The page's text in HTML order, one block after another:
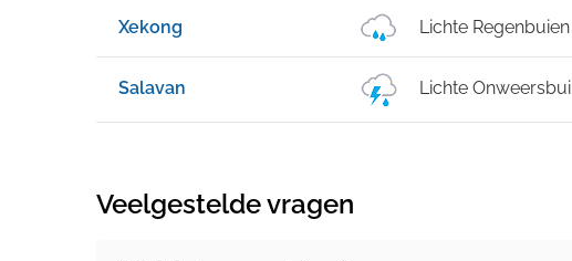
Xekong Lichte Regenbuien
Salavan Lichte Onweersbui
Veelgestelde vragen